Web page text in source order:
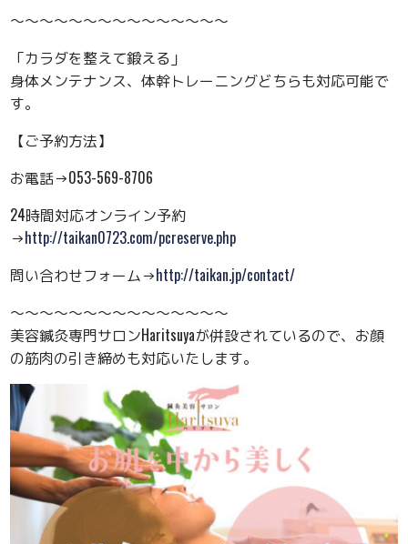
〜〜〜〜〜〜〜〜〜〜〜〜〜〜〜
「カラダを整えて鍛える」
身体メンテナンス、体幹トレーニングどちらも対応可能で
す。
【ご予約方法】
お電話→053-569-8706
24時間対応オンライン予約
→http://taikan0723.com/pcreserve.php
問い合わせフォーム→http://taikan.jp/contact/
〜〜〜〜〜〜〜〜〜〜〜〜〜〜〜
美容鍼灸専門サロンHaritsuyaが併設されているので、お顔
の筋肉の引き締めも対応いたします。